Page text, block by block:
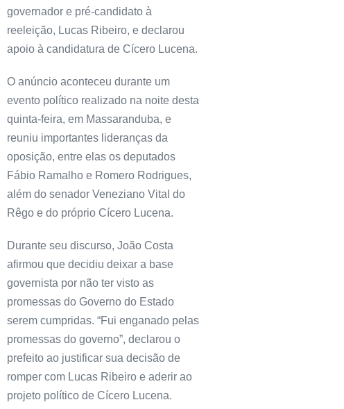
governador e pré-candidato à
reeleição, Lucas Ribeiro, e declarou
apoio à candidatura de Cícero Lucena.
O anúncio aconteceu durante um
evento político realizado na noite desta
quinta-feira, em Massaranduba, e
reuniu importantes lideranças da
oposição, entre elas os deputados
Fábio Ramalho e Romero Rodrigues,
além do senador Veneziano Vital do
Rêgo e do próprio Cícero Lucena.
Durante seu discurso, João Costa
afirmou que decidiu deixar a base
governista por não ter visto as
promessas do Governo do Estado
serem cumpridas. “Fui enganado pelas
promessas do governo”, declarou o
prefeito ao justificar sua decisão de
romper com Lucas Ribeiro e aderir ao
projeto político de Cícero Lucena.